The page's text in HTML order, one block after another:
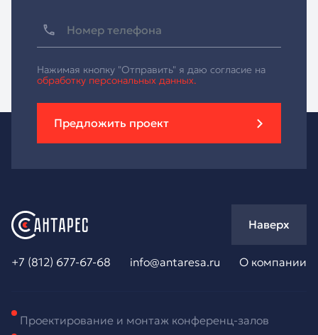
Нажимая кнопку "Отправить" я даю согласие на
обработку персональных данных.
Предложить проект
+7 (812) 677-67-68 info@antaresa.ru О компании
Наверх
Проектирование и монтаж конференц-залов